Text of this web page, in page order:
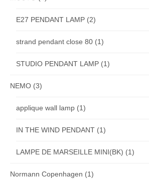
E27 PENDANT LAMP (2)
strand pendant close 80 (1)
STUDIO PENDANT LAMP (1)
NEMO (3)
applique wall lamp (1)
IN THE WIND PENDANT (1)
LAMPE DE MARSEILLE MINI(BK) (1)
Normann Copenhagen (1)